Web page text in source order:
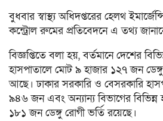
বুধবার স্বাস্থ্য অধিদপ্তরের হেলথ
কন্ট্রোল রুমের প্রতিবেদনে এ তথ্য
বিজ্ঞপ্তিতে বলা হয়, বর্তমানে দেশের
হাসপাতালে মোট ৯ হাজার ১২৭ জন
আছে। ঢাকার সরকারি ও বেসরকারি
৯৪৬ জন এবং অন্যান্য বিভাগের বিভিন্ন
১৮১ জন ডেঙ্গু রোগী ভর্তি রয়েছে।